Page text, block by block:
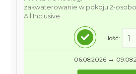
zakwaterowanie w pokoju 2-
All Inclusive
Ilość:
06.08.2026 →